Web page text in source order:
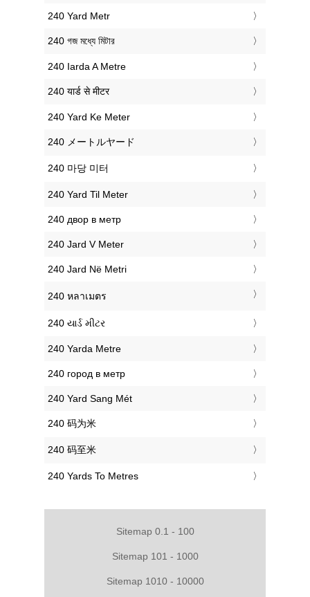
‎240 Yard Metr
‎240 গজ মধ্যে মিটার
‎240 Iarda A Metre
‎240 यार्ड से मीटर
‎240 Yard Ke Meter
‎240 メートルヤード
‎240 마당 미터
‎240 Yard Til Meter
‎240 двор в метр
‎240 Jard V Meter
‎240 Jard Në Metri
‎240 หลาเมตร
‎240 યાર્ડ મીટર
‎240 Yarda Metre
‎240 город в метр
‎240 Yard Sang Mét
‎240 码为米
‎240 码至米
‎240 Yards To Metres
Sitemap 0.1 - 100
Sitemap 101 - 1000
Sitemap 1010 - 10000